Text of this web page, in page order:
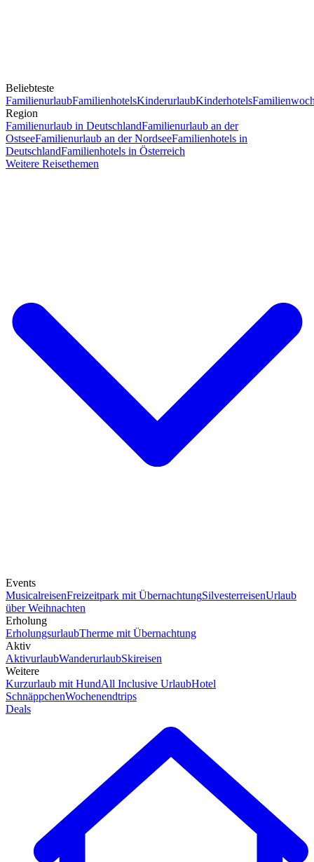
Beliebteste
FamilienurlaubFamilienhotelsKinderurlaubKinderhotels
Region
Familienurlaub in DeutschlandFamilienurlaub an der
OstseeFamilienurlaub an der NordseeFamilienhotels in
DeutschlandFamilienhotels in Österreich
Weitere Reisethemen
Events
MusicalreisenFreizeitpark mit ÜbernachtungSilvesterreisenUrlaub
über Weihnachten
Erholung
ErholungsurlaubTherme mit Übernachtung
Aktiv
AktivurlaubWanderurlaubSkireisen
Weitere
Kurzurlaub mit HundAll Inclusive UrlaubHotel
SchnäppchenWochenendtrips
Deals